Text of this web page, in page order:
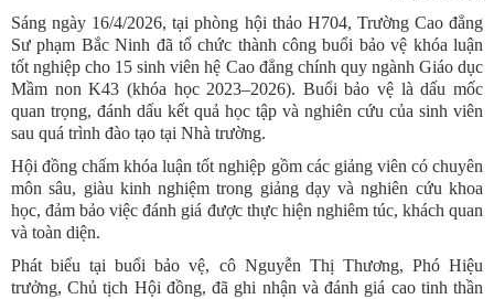
Sáng ngày 16/4/2026, tại phòng hội thảo H704, Trường Cao đẳng
Sư phạm Bắc Ninh đã tổ chức thành công buổi bảo vệ khóa luận
tốt nghiệp cho 15 sinh viên hệ Cao đẳng chính quy ngành Giáo dục
Mầm non K43 (khóa học 2023–2026). Buổi bảo vệ là dấu mốc
quan trọng, đánh dấu kết quả học tập và nghiên cứu của sinh viên
sau quá trình đào tạo tại Nhà trường.
Hội đồng chấm khóa luận tốt nghiệp gồm các giảng viên có chuyên
môn sâu, giàu kinh nghiệm trong giảng dạy và nghiên cứu khoa
học, đảm bảo việc đánh giá được thực hiện nghiêm túc, khách quan
và toàn diện.
Phát biểu tại buổi bảo vệ, cô Nguyễn Thị Thương, Phó Hiệu
trưởng, Chủ tịch Hội đồng, đã ghi nhận và đánh giá cao tinh thần